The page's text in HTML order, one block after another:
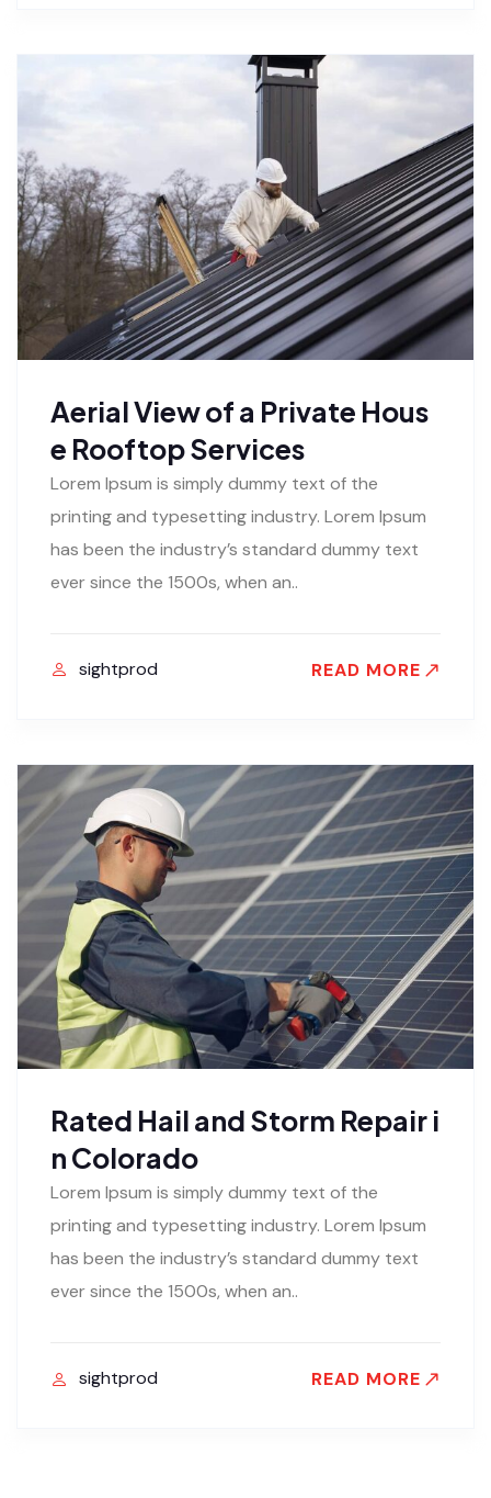
Aerial View of a Private Hous
e Rooftop Services
Lorem Ipsum is simply dummy text of the
printing and typesetting industry. Lorem Ipsum
has been the industry’s standard dummy text
ever since the 1500s, when an..
sightprod READ MORE
Rated Hail and Storm Repair i
n Colorado
Lorem Ipsum is simply dummy text of the
printing and typesetting industry. Lorem Ipsum
has been the industry’s standard dummy text
ever since the 1500s, when an..
sightprod READ MORE